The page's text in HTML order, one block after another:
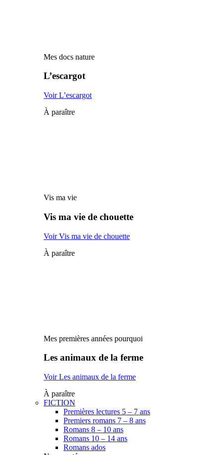
Mes docs nature
L’escargot
Voir L’escargot
À paraître
Vis ma vie
Vis ma vie de chouette
Voir Vis ma vie de chouette
À paraître
Mes premières années pourquoi
Les animaux de la ferme
Voir Les animaux de la ferme
À paraître
FICTION
Premières lectures 5 – 7 ans
Premiers romans 7 – 8 ans
Romans 8 – 10 ans
Romans 10 – 14 ans
Romans ados